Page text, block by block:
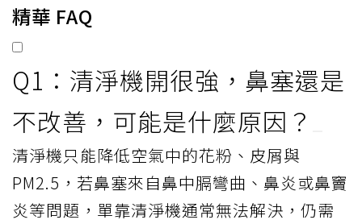
精華 FAQ
Q1：清淨機開很強，鼻塞還是
不改善，可能是什麼原因？
清淨機只能降低空氣中的花粉、皮屑與
PM2.5，若鼻塞來自鼻中膈彎曲、鼻炎或鼻竇
炎等問題，單靠清淨機通常無法解決，仍需